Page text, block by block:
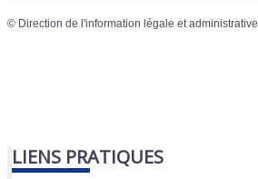
© Direction de l'information légale et administrative
LIENS PRATIQUES